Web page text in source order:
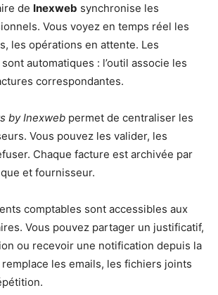
de Inexweb synchronise les
Vous voyez en temps réel les
les opérations en attente. Les
automatiques : l’outil associe les
correspondantes.
by Inexweb permet de centraliser les
Vous pouvez les valider, les
Chaque facture est archivée par
et fournisseur.
comptables sont accessibles aux
Vous pouvez partager un justificatif,
ou recevoir une notification depuis la
les emails, les fichiers joints